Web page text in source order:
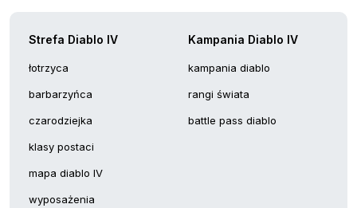
Strefa Diablo IV
łotrzyca
barbarzyńca
czarodziejka
klasy postaci
mapa diablo IV
wyposażenia
Kampania Diablo IV
kampania diablo
rangi świata
battle pass diablo